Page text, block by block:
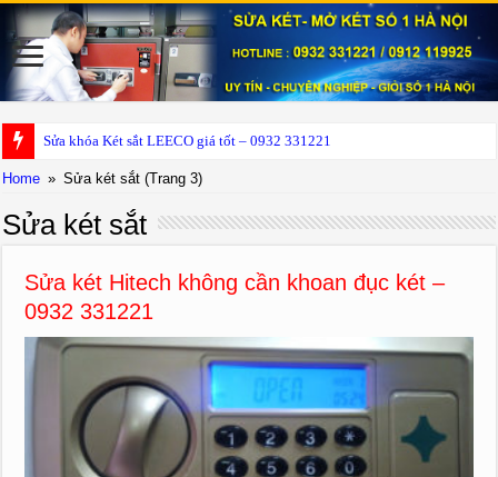
Sửa
Home » Sửa két sắt (Trang 3)
Sửa két sắt
Sửa két Hitech không cần khoan đục két –
0932 331221